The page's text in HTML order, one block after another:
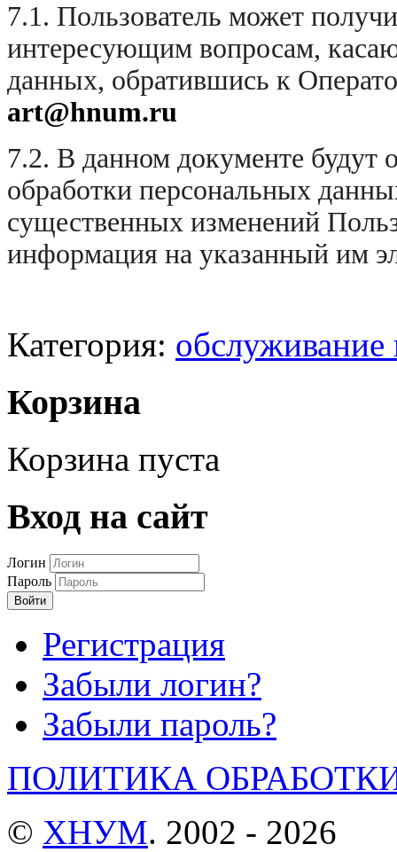
7.1. Пользователь может
интересующим вопросам,
данных, обратившись к
art@hnum.ru
7.2. В данном документе
обработки персональных
существенных изменений
информация на указанный им
Категория: обслуживание
Корзина
Корзина пуста
Вход на сайт
Логин
Пароль
Войти
Регистрация
Забыли логин?
Забыли пароль?
ПОЛИТИКА
© ХНУМ. 2002 - 2026